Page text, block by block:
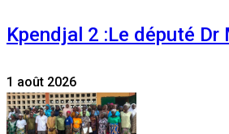
Kpendjal 2 :Le député
1 août 2026